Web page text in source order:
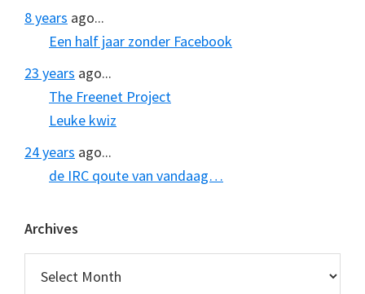
8 years ago...
Een half jaar zonder Facebook
23 years ago...
The Freenet Project
Leuke kwiz
24 years ago...
de IRC qoute van vandaag…
Archives